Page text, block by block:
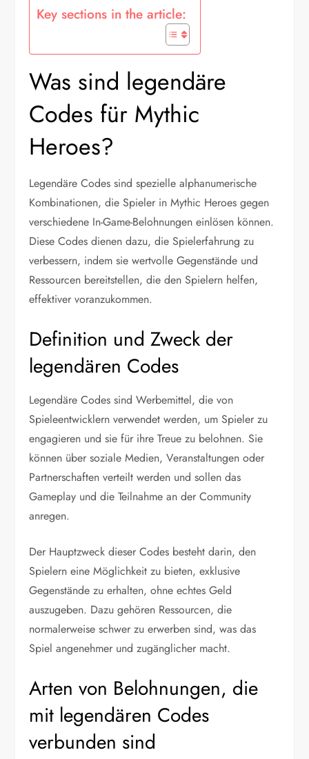
Key sections in the article:
Was sind legendäre
Codes für Mythic
Heroes?
Legendäre Codes sind spezielle alphanumerische
Kombinationen, die Spieler in Mythic Heroes gegen
verschiedene In-Game-Belohnungen einlösen können.
Diese Codes dienen dazu, die Spielerfahrung zu
verbessern, indem sie wertvolle Gegenstände und
Ressourcen bereitstellen, die den Spielern helfen,
effektiver voranzukommen.
Definition und Zweck der
legendären Codes
Legendäre Codes sind Werbemittel, die von
Spieleentwicklern verwendet werden, um Spieler zu
engagieren und sie für ihre Treue zu belohnen. Sie
können über soziale Medien, Veranstaltungen oder
Partnerschaften verteilt werden und sollen das
Gameplay und die Teilnahme an der Community
anregen.
Der Hauptzweck dieser Codes besteht darin, den
Spielern eine Möglichkeit zu bieten, exklusive
Gegenstände zu erhalten, ohne echtes Geld
auszugeben. Dazu gehören Ressourcen, die
normalerweise schwer zu erwerben sind, was das
Spiel angenehmer und zugänglicher macht.
Arten von Belohnungen, die
mit legendären Codes
verbunden sind